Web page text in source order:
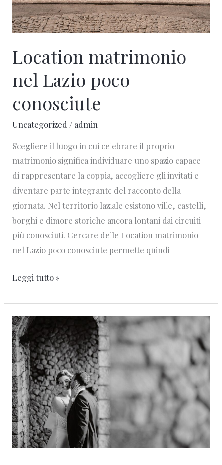
Location matrimonio
nel Lazio poco
conosciute
Uncategorized / admin
Scegliere il luogo in cui celebrare il proprio
matrimonio significa individuare uno spazio capace
di rappresentare la coppia, accogliere gli invitati e
diventare parte integrante del racconto della
giornata. Nel territorio laziale esistono ville, castelli,
borghi e dimore storiche ancora lontani dai circuiti
più conosciuti. Cercare delle Location matrimonio
nel Lazio poco conosciute permette quindi
Leggi tutto »
Exclusive
Wedding
Venue
in
Rome:
La
Librata